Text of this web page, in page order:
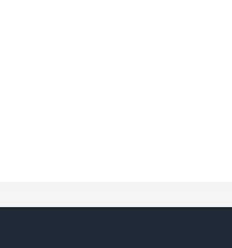
，我们拥有一流的诊疗设备
全程导医陪同的 “ 现代化 ”